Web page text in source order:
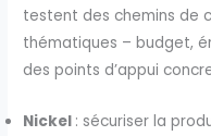
testent des chemins de
thématiques – budget,
des points d’appui
Nickel : sécuriser la